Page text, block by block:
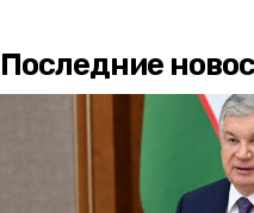
Последние